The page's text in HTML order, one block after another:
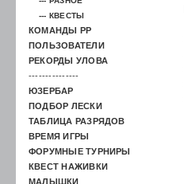
--- КВЕСТЫ
КОМАНДЫ РР
ПОЛЬЗОВАТЕЛИ
РЕКОРДЫ УЛОВА
---------------
ЮЗЕРБАР
ПОДБОР ЛЕСКИ
ТАБЛИЦА РАЗРЯДОВ
ВРЕМЯ ИГРЫ
ФОРУМНЫЕ ТУРНИРЫ
КВЕСТ НАЖИВКИ
МАЛЫШКИ